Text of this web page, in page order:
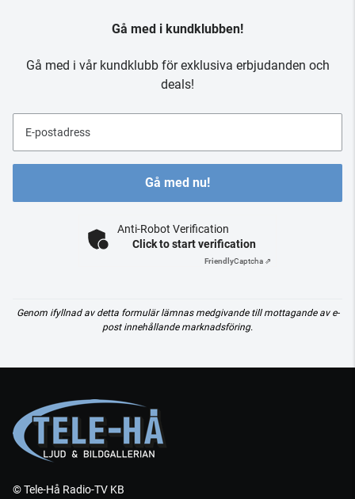
Gå med i kundklubben!
Gå med i vår kundklubb för exklusiva erbjudanden och
deals!
E-postadress
Gå med nu!
Anti-Robot Verification
Click to start verification
FriendlyCaptcha ⇗
Genom ifyllnad av detta formulär lämnas medgivande till mottagande av e-
post innehållande marknadsföring.
© Tele-Hå Radio-TV KB